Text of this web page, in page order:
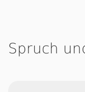
Spruch